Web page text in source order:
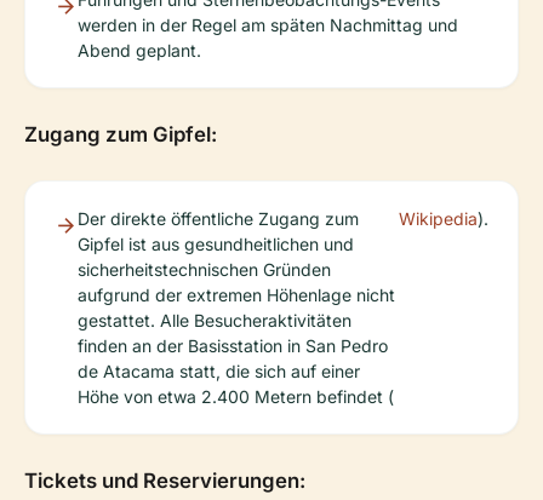
werden in der Regel am späten Nachmittag und
Abend geplant.
Zugang zum Gipfel:
Der direkte öffentliche Zugang zum
Gipfel ist aus gesundheitlichen und
sicherheitstechnischen Gründen
aufgrund der extremen Höhenlage nicht
gestattet. Alle Besucheraktivitäten
finden an der Basisstation in San Pedro
de Atacama statt, die sich auf einer
Höhe von etwa 2.400 Metern befindet (
Wikipedia).
Tickets und Reservierungen: